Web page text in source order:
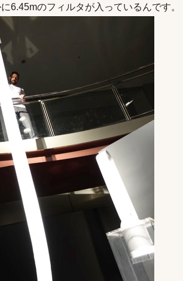
6.45mのフィルタが入っているんです。